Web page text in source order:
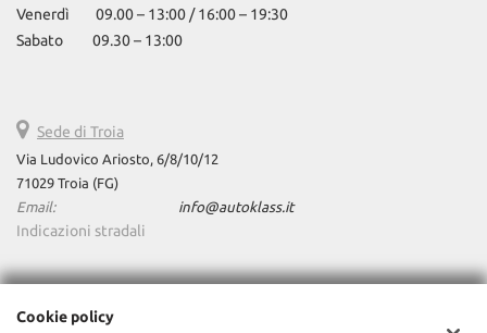
stanchezza • Ski bag • Sound system • Specchietti laterali elettrici •
Specchietto retrovisore con funzione antiabbagliamento • Spoiler
Venerdì 09.00 – 13:00 / 16:00 – 19:30
Sabato 09.30 – 13:00
Sede di Troia
Via Ludovico Ariosto, 6/8/10/12
71029 Troia (FG)
Email:
info@autoklass.it
Indicazioni stradali
Dati fiscali:
Cookie policy